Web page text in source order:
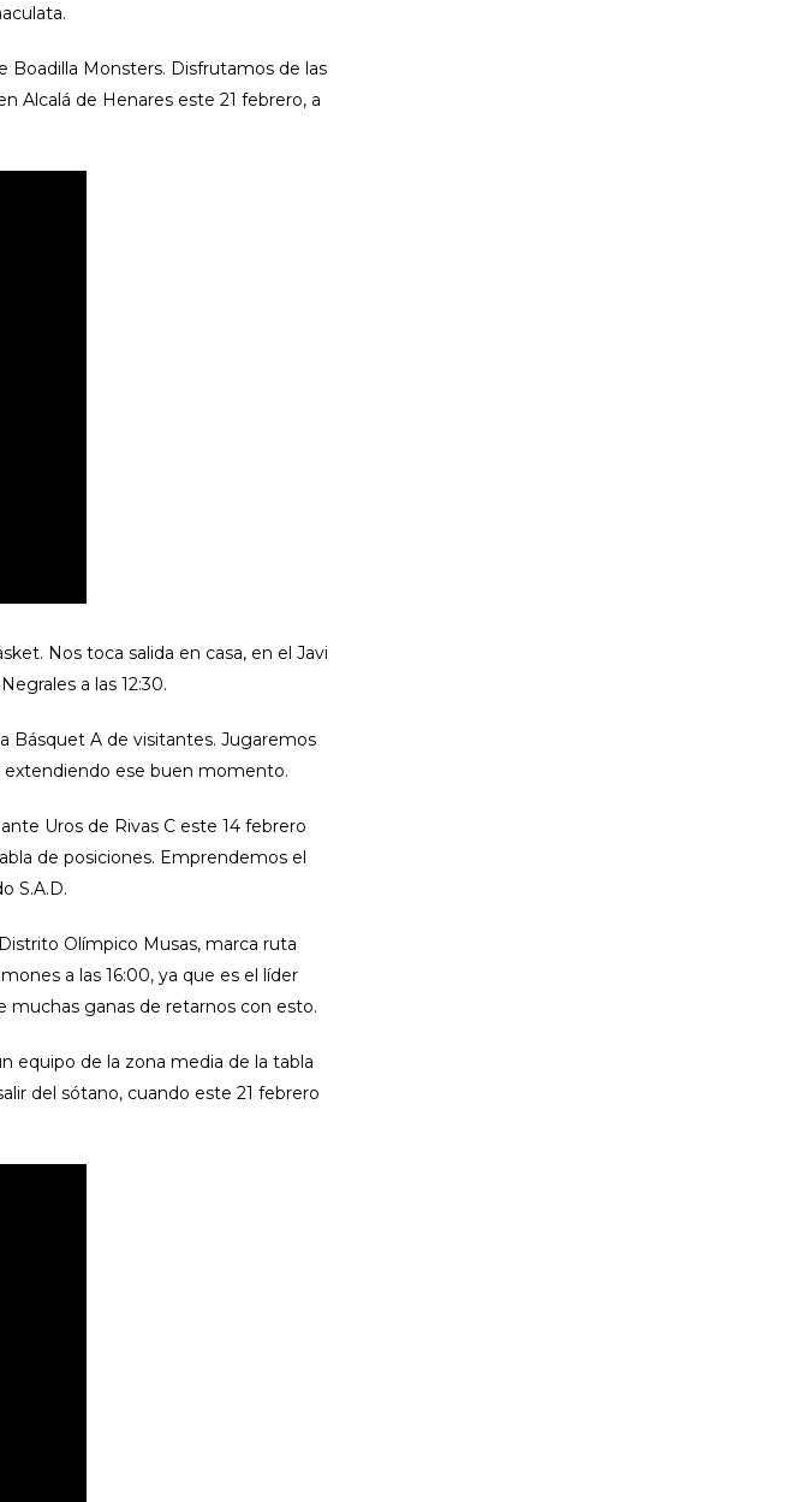
Boadilla Monsters. Disfrutamos de las
Alcalá de Henares este 21 febrero, a
Nos toca salida en casa, en el Javi
a las 12:30.
Básquet A de visitantes. Jugaremos
extendiendo ese buen momento.
Uros de Rivas C este 14 febrero
de posiciones. Emprendemos el
S.A.D.
Olímpico Musas, marca ruta
a las 16:00, ya que es el líder
muchas ganas de retarnos con esto.
equipo de la zona media de la tabla
del sótano, cuando este 21 febrero